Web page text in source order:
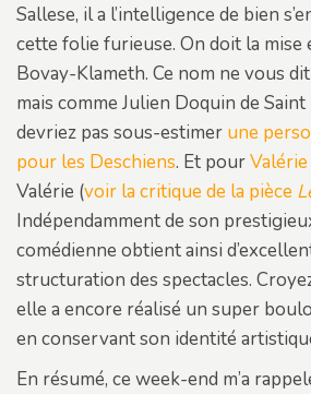
Sallese, il a l’intelligence de bien
cette folie furieuse. On doit la mise
Bovay-Klameth. Ce nom ne vous
mais comme Julien Doquin de
devriez pas sous-estimer une
pour les Deschiens. Et pourValérie
Valérie (voir la critique de la pièce
Indépendamment de son
comédienne obtient ainsi
structuration des spectacles.
elle a encore réalisé un super
en conservant son identité
En résumé, ce week-end m’a